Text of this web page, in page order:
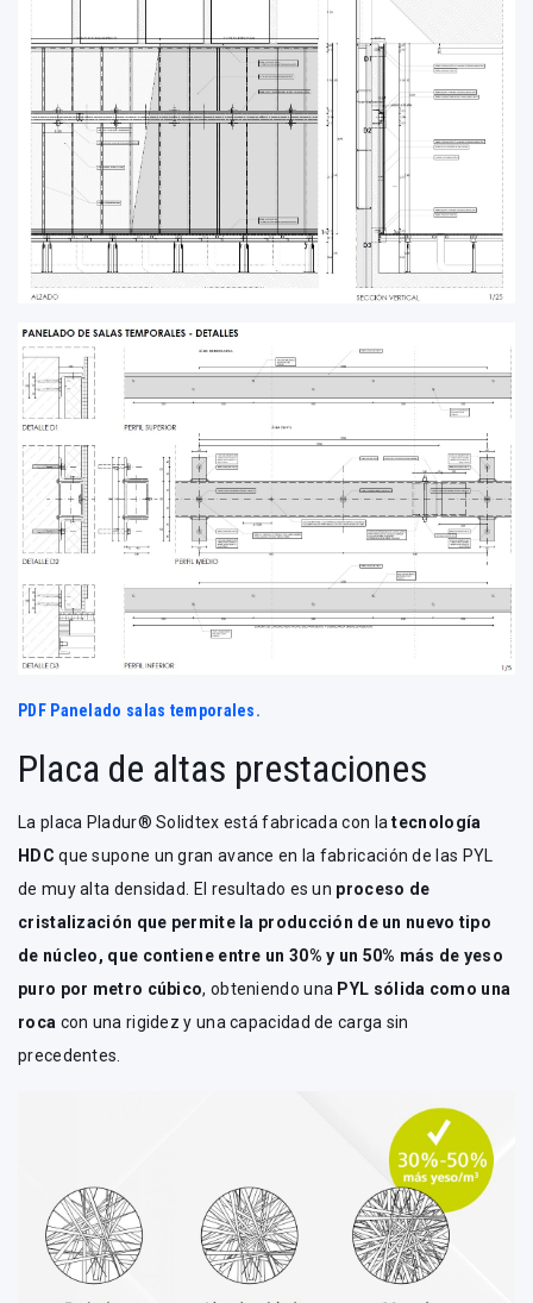
PDF Panelado salas temporales.
Placa de altas prestaciones
La placa Pladur® Solidtex está fabricada con latecnología
HDC que supone un gran avance en la fabricación de las PYL
de muy alta densidad. El resultado es un proceso de
cristalización que permite la producción de un nuevo tipo
de núcleo, que contiene entre un 30% y un 50% más de yeso
puro por metro cúbico, obteniendo una PYL sólida como una
roca con una rigidez y una capacidad de carga sin
precedentes.